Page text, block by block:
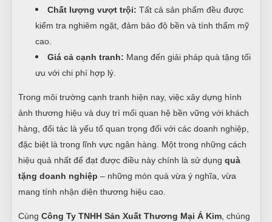
Chất lượng vượt trội: Tất cả sản phẩm đều được
kiểm tra nghiêm ngặt, đảm bảo độ bền và tính thẩm mỹ
cao.
Giá cả cạnh tranh: Mang đến giải pháp quà tặng tối
ưu với chi phí hợp lý.
Trong môi trường cạnh tranh hiện nay, việc xây dựng hình
ảnh thương hiệu và duy trì mối quan hệ bền vững với khách
hàng, đối tác là yếu tố quan trọng đối với các doanh nghiệp,
đặc biệt là trong lĩnh vực ngân hàng. Một trong những cách
hiệu quả nhất để đạt được điều này chính là sử dụng quà
tặng doanh nghiệp – những món quà vừa ý nghĩa, vừa
mang tính nhận diện thương hiệu cao.
Cùng Công Ty TNHH Sản Xuất Thương Mại Á Kim, chúng